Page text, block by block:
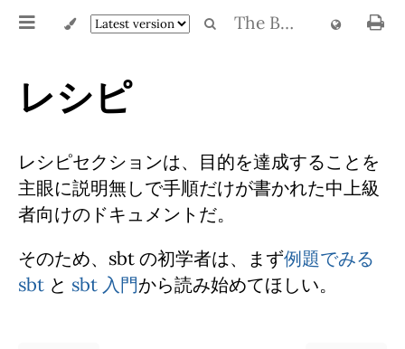
The Book of sbt
レシピ
レシピセクションは、目的を達成することを
主眼に説明無しで手順だけが書かれた中上級
者向けのドキュメントだ。
そのため、sbt の初学者は、まず例題でみる
sbt と sbt 入門から読み始めてほしい。